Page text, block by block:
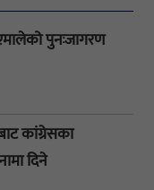
पुनःजागरण
कांग्रेसका
दिने